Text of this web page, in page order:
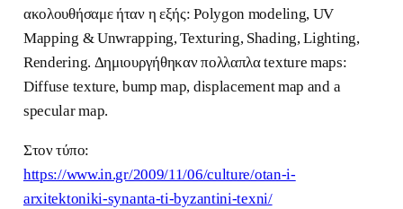
ακολουθήσαμε ήταν η εξής: Polygon modeling, UV
Mapping & Unwrapping, Texturing, Shading, Lighting,
Rendering. Δημιουργήθηκαν πολλαπλα texture maps:
Diffuse texture, bump map, displacement map and a
specular map.
Στον τύπο:
https://www.in.gr/2009/11/06/culture/otan-i-
arxitektoniki-synanta-ti-byzantini-texni/